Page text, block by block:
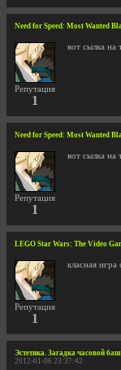
Need for Speed: Most Wanted
Репутация
1
вот сылка
Need for Speed: Most Wanted
Репутация
1
вот сылка
LEGO Star Wars: The Video
Репутация
1
класная игра
Эстетика. Загадка часовой
2012-01-06 23:37:42